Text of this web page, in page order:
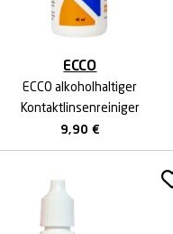
ECCO
ECCO alkoholhaltiger
Kontaktlinsenreiniger
9,90 €